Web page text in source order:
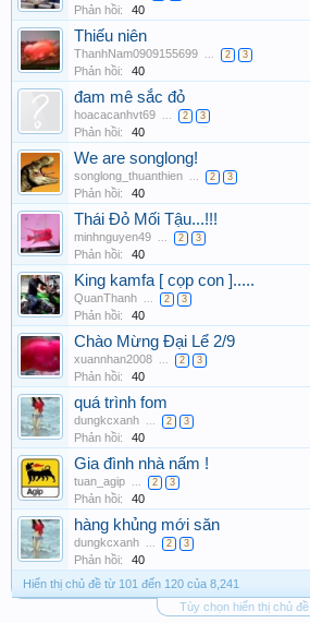
Phản hồi: 40
Thiếu niên
ThanhNam0909155699 2 3
Phản hồi: 40
đam mê sắc đỏ
hoacacanhvt69 2 3
Phản hồi: 40
We are songlong!
songlong_thuanthien 2 3
Phản hồi: 40
Thái Đỏ Mối Tậu...!!!
minhnguyen49 2 3
Phản hồi: 40
King kamfa [ cọp con ].....
QuanThanh 2 3
Phản hồi: 40
Chào Mừng Đại Lể 2/9
xuannhan2008 2 3
Phản hồi: 40
quá trình fom
dungkcxanh 2 3
Phản hồi: 40
Gia đình nhà nấm !
tuan_agip 2 3
Phản hồi: 40
hàng khủng mới săn
dungkcxanh 2 3
Phản hồi: 40
Hiển thị chủ đề từ 101 đến 120 của 8,241
Tùy chọn hiển thị chủ đề